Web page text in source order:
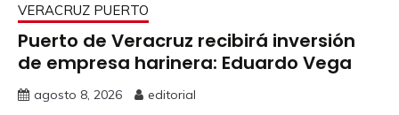
VERACRUZ PUERTO
Puerto de Veracruz recibirá inversión
de empresa harinera: Eduardo Vega
agosto 8, 2026 editorial